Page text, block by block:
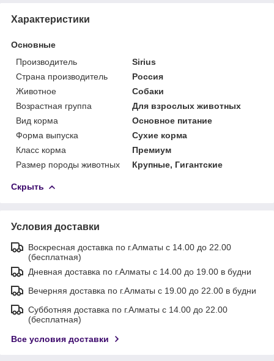
Характеристики
Основные
Производитель
Sirius
Страна производитель
Россия
Животное
Собаки
Возрастная группа
Для взрослых животных
Вид корма
Основное питание
Форма выпуска
Сухие корма
Класс корма
Премиум
Размер породы животных
Крупные, Гигантские
Скрыть
Условия доставки
Воскресная доставка по г.Алматы с 14.00 до 22.00
(бесплатная)
Дневная доставка по г.Алматы с 14.00 до 19.00 в будни
Вечерняя доставка по г.Алматы с 19.00 до 22.00 в будни
Субботняя доставка по г.Алматы с 14.00 до 22.00
(бесплатная)
Все условия доставки